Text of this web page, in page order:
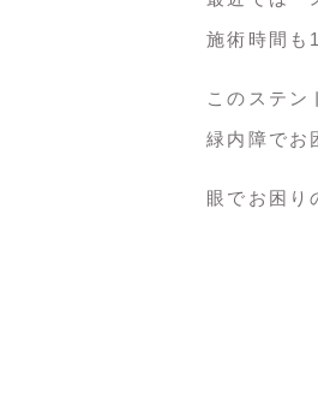
施術時間も
このステン
緑内障でお
眼でお困り